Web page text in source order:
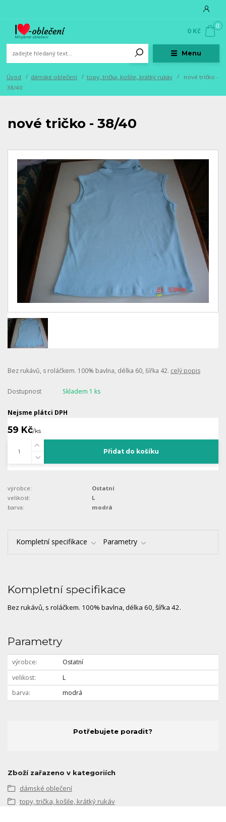
Menu
0
0 Kč
Úvod dámské oblečení topy, trička, košile, krátký rukáv
nové tričko -
38/40
nové tričko - 38/40
Bez rukávů, s roláčkem. 100% bavlna, délka 60, šířka 42. celý popis
Dostupnost Skladem 1 ks
Nejsme plátci DPH
59 Kč/ks
Přidat do košíku
výrobce:
Ostatní
velikost:
L
barva:
modrá
Kompletní specifikace Parametry
Kompletní specifikace
Bez rukávů, s roláčkem. 100% bavlna, délka 60, šířka 42.
Parametry
výrobce
Ostatní
velikost
L
barva
modrá
Potřebujete poradit?
Zboží zařazeno v kategoriích
dámské oblečení
topy, trička, košile, krátký rukáv